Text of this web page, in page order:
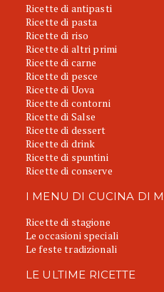
Ricette di antipasti
Ricette di pasta
Ricette di riso
Ricette di altri primi
Ricette di carne
Ricette di pesce
Ricette di Uova
Ricette di contorni
Ricette di Salse
Ricette di dessert
Ricette di drink
Ricette di spuntini
Ricette di conserve
I MENU DI CUCINA DI
Ricette di stagione
Le occasioni speciali
Le feste tradizionali
LE ULTIME RICETTE